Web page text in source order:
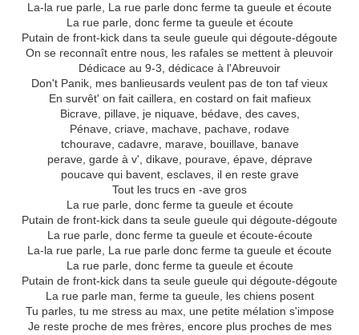
La-la rue parle, La rue parle donc ferme ta gueule et écoute
La rue parle, donc ferme ta gueule et écoute
Putain de front-kick dans ta seule gueule qui dégoute-dégoute
On se reconnaît entre nous, les rafales se mettent à pleuvoir
Dédicace au 9-3, dédicace à l'Abreuvoir
Don't Panik, mes banlieusards veulent pas de ton taf vieux
En survêt' on fait caillera, en costard on fait mafieux
Bicrave, pillave, je niquave, bédave, des caves,
Pénave, criave, machave, pachave, rodave
tchourave, cadavre, marave, bouillave, banave
perave, garde à v', dikave, pourave, épave, déprave
poucave qui bavent, esclaves, il en reste grave
Tout les trucs en -ave gros
La rue parle, donc ferme ta gueule et écoute
Putain de front-kick dans ta seule gueule qui dégoute-dégoute
La rue parle, donc ferme ta gueule et écoute-écoute
La-la rue parle, La rue parle donc ferme ta gueule et écoute
La rue parle, donc ferme ta gueule et écoute
Putain de front-kick dans ta seule gueule qui dégoute-dégoute
La rue parle man, ferme ta gueule, les chiens posent
Tu parles, tu me stress au max, une petite mélation s'impose
Je reste proche de mes frères, encore plus proches de mes